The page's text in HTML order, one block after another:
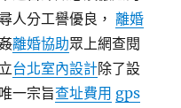
人分工譽優良，離婚
離婚協助眾上網查閱
台北室內設計除了設
唯一宗旨查址費用 gps